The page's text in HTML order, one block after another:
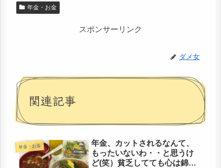
年金・お金
スポンサーリンク
ダメ女
関連記事
年金・お金
年金、カットされるなんて、
もったいないわ・・と思うけ
ど(笑）貧乏してても心は錦＾